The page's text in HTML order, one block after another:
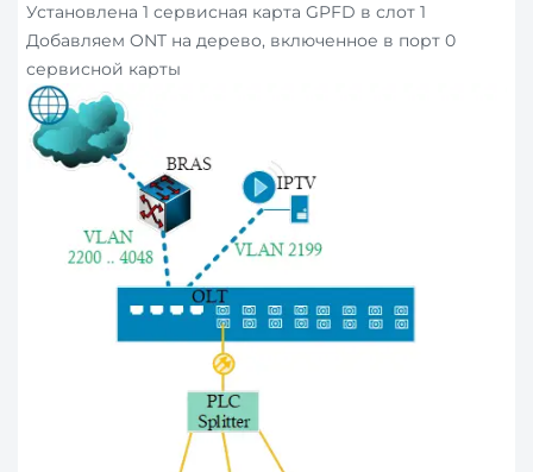
Установлена 1 сервисная карта GPFD в слот 1
Добавляем ONT на дерево, включенное в порт 0
сервисной карты